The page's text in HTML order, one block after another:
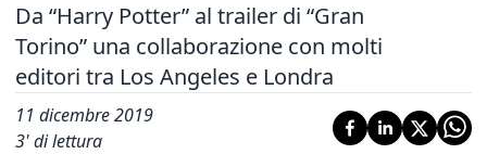
Da “Harry Potter” al trailer di “Gran
Torino” una collaborazione con molti
editori tra Los Angeles e Londra
11 dicembre 2019
3' di lettura